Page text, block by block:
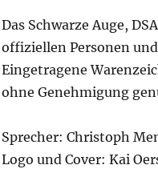
Das Schwarze Auge,
offiziellen Personen
Eingetragene
ohne Genehmigung
Sprecher: Christoph
Logo und Cover: Kai